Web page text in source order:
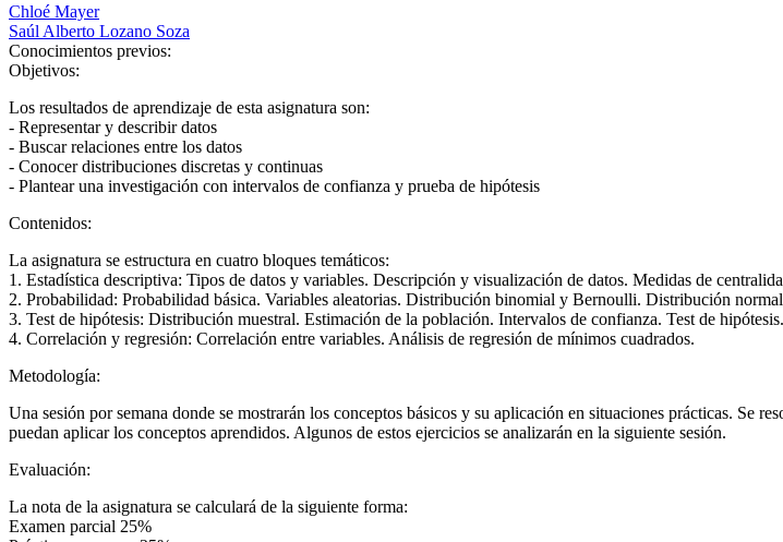
Chloé Mayer
Saúl Alberto Lozano Soza
Conocimientos previos:
Objetivos:
Los resultados de aprendizaje de esta asignatura son:
- Representar y describir datos
- Buscar relaciones entre los datos
- Conocer distribuciones discretas y continuas
- Plantear una investigación con intervalos de confianza y prueba de hipótesis
Contenidos:
La asignatura se estructura en cuatro bloques temáticos:
1. Estadística descriptiva: Tipos de datos y variables. Descripción y visualización de datos. Medidas de
2. Probabilidad: Probabilidad básica. Variables aleatorias. Distribución binomial y Bernoulli. Distribución
3. Test de hipótesis: Distribución muestral. Estimación de la población. Intervalos de confianza. Test de hipótesis.
4. Correlación y regresión: Correlación entre variables. Análisis de regresión de mínimos cuadrados.
Metodología:
Una sesión por semana donde se mostrarán los conceptos básicos y su aplicación en situaciones prácticas. Se
puedan aplicar los conceptos aprendidos. Algunos de estos ejercicios se analizarán en la siguiente sesión.
Evaluación:
La nota de la asignatura se calculará de la siguiente forma:
Examen parcial 25%